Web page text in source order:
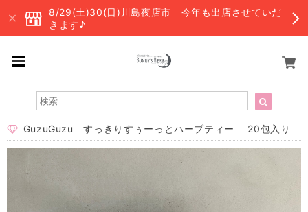
8/29(土)30(日)川島夜店市 今年も出店させていだ
きます♪
GuzuGuzu すっきりすぅーっとハーブティー 20包入り